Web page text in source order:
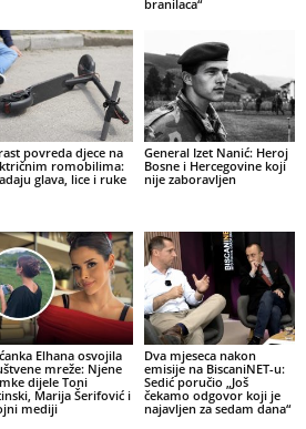
branilaca“
povreda djece na
romobilima:
glava, lice i ruke
General Izet Nanić: Heroj
Bosne i Hercegovine koji
nije zaboravljen
Elhana osvojila
mreže: Njene
dijele Toni
Marija Šerifović i
mediji
Dva mjeseca nakon
emisije na BiscaniNET-u:
Sedić poručio „Još
čekamo odgovor koji je
najavljen za sedam dana“